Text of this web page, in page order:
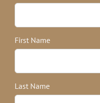
First Name
Last Name